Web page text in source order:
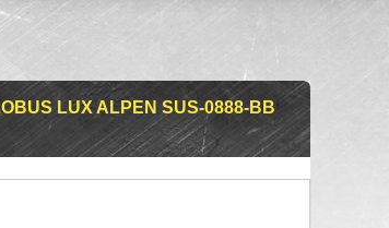
LUX ALPEN SUS-0888-BB